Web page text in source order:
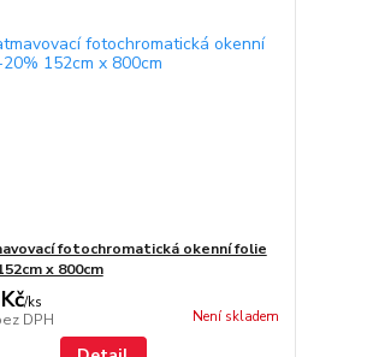
fotochromatická okenní folie
x 800cm
/ks
DPH Není skladem